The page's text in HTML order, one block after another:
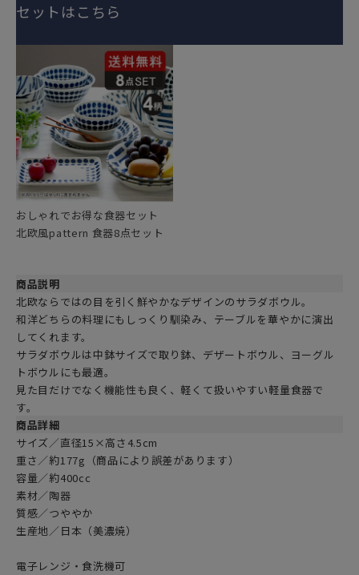
セットはこちら
おしゃれでお得な食器セット
北欧風pattern 食器8点セット
商品説明
北欧ならではの目を引く鮮やかなデザインのサラダボウル。
和洋どちらの料理にもしっくり馴染み、テーブルを華やかに演出
してくれます。
サラダボウルは中鉢サイズで取り鉢、デザートボウル、ヨーグル
トボウルにも最適。
見た目だけでなく機能性も良く、軽くて扱いやすい軽量食器で
す。
商品詳細
サイズ／直径15×高さ4.5cm
重さ／約177g（商品により誤差があります）
容量／約400cc
素材／陶器
質感／つややか
生産地／日本（美濃焼）
電子レンジ・食洗機可